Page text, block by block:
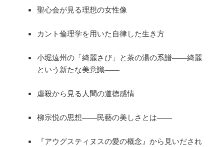
聖心会が見る理想の女性像
カント倫理学を用いた自律した生き方
小堀遠州の「綺麗さび」と茶の湯の系譜――綺麗
という新たな美意識――
虐殺から見る人間の道徳感情
柳宗悦の思想――民藝の美しさとは――
『アウグスティヌスの愛の概念』から見いだされ